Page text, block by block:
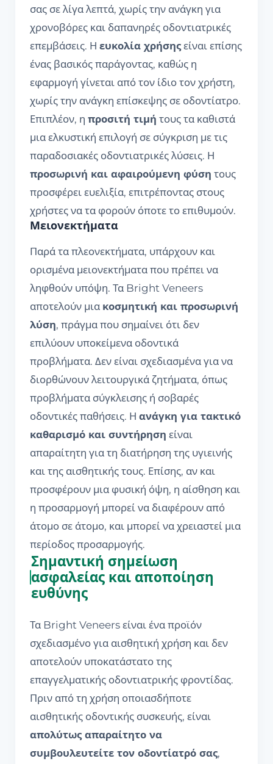
σας σε λίγα λεπτά, χωρίς την ανάγκη για
χρονοβόρες και δαπανηρές οδοντιατρικές
επεμβάσεις. Η ευκολία χρήσης είναι επίσης
ένας βασικός παράγοντας, καθώς η
εφαρμογή γίνεται από τον ίδιο τον χρήστη,
χωρίς την ανάγκη επίσκεψης σε οδοντίατρο.
Επιπλέον, η προσιτή τιμή τους τα καθιστά
μια ελκυστική επιλογή σε σύγκριση με τις
παραδοσιακές οδοντιατρικές λύσεις. Η
προσωρινή και αφαιρούμενη φύση τους
προσφέρει ευελιξία, επιτρέποντας στους
χρήστες να τα φορούν όποτε το επιθυμούν.
Μειονεκτήματα
Παρά τα πλεονεκτήματα, υπάρχουν και
ορισμένα μειονεκτήματα που πρέπει να
ληφθούν υπόψη. Τα Bright Veneers
αποτελούν μια κοσμητική και προσωρινή
λύση, πράγμα που σημαίνει ότι δεν
επιλύουν υποκείμενα οδοντικά
προβλήματα. Δεν είναι σχεδιασμένα για να
διορθώνουν λειτουργικά ζητήματα, όπως
προβλήματα σύγκλεισης ή σοβαρές
οδοντικές παθήσεις. Η ανάγκη για τακτικό
καθαρισμό και συντήρηση είναι
απαραίτητη για τη διατήρηση της υγιεινής
και της αισθητικής τους. Επίσης, αν και
προσφέρουν μια φυσική όψη, η αίσθηση και
η προσαρμογή μπορεί να διαφέρουν από
άτομο σε άτομο, και μπορεί να χρειαστεί μια
περίοδος προσαρμογής.
Σημαντική σημείωση
ασφαλείας και αποποίηση
ευθύνης
Τα Bright Veneers είναι ένα προϊόν
σχεδιασμένο για αισθητική χρήση και δεν
αποτελούν υποκατάστατο της
επαγγελματικής οδοντιατρικής φροντίδας.
Πριν από τη χρήση οποιασδήποτε
αισθητικής οδοντικής συσκευής, είναι
απολύτως απαραίτητο να
συμβουλευτείτε τον οδοντίατρό σας,